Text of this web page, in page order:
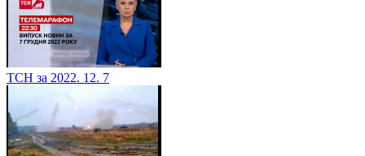
ТСН за 2022. 12. 7